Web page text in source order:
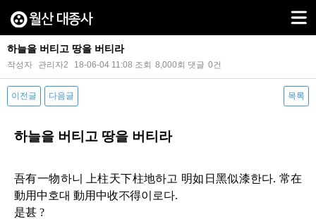
하늘을 버티고 땅을 버티라
작성자 관리자2 18-06-04 11:08 조회 8,000회 댓글 0건
이전글 다음글 목록
하늘을 버티고 땅을 버티라
吾有一物하니 上柱天下柱地하고 明如日黑似漆한다. 常在
動用中호대 動用中收不得이로다.
是甚 ?